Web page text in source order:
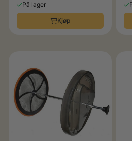
På lager
Kjøp